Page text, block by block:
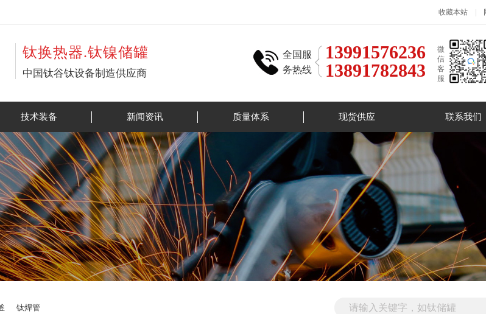
收藏本站
钛换热器.钛镍储罐
中国钛谷钛设备制造供应商
全国服
务热线
13991576236
13891782843
微
信
客
服
技术装备 新闻资讯
公司动态
行业资讯
技术资料
质量体系
工艺流程
检测报告
现货供应
钛设备
钛合金材料
钛管件
钛加工件
钛锻件
联系我们
钛焊管